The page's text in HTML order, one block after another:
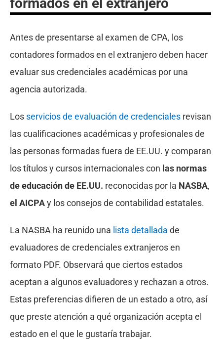
Antes de presentarse al examen de CPA, los
contadores formados en el extranjero deben hacer
evaluar sus credenciales académicas por una
agencia autorizada.
Los servicios de evaluación de credenciales revisan
las cualificaciones académicas y profesionales de
las personas formadas fuera de EE.UU. y comparan
los títulos y cursos internacionales con las normas
de educación de EE.UU. reconocidas por la NASBA,
el AICPAy los consejos de contabilidad estatales.
La NASBA ha reunido una lista detallada de
evaluadores de credenciales extranjeros en
formato PDF. Observará que ciertos estados
aceptan a algunos evaluadores y rechazan a otros.
Estas preferencias difieren de un estado a otro, así
que preste atención a qué organización acepta el
estado en el que le gustaría trabajar.